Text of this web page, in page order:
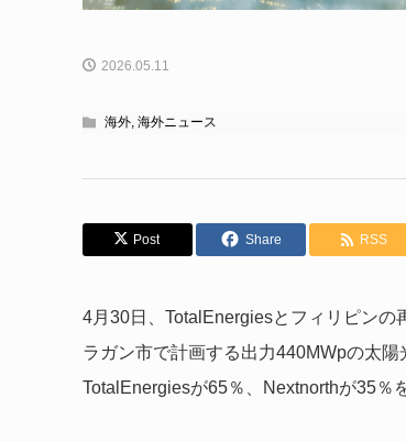
2026.05.11
海外, 海外ニュース
Post Share RSS
4月30日、TotalEnergiesとフィリピンの
ラガン市で計画する出力440MWpの太
TotalEnergiesが65％、Nextnorthが35％